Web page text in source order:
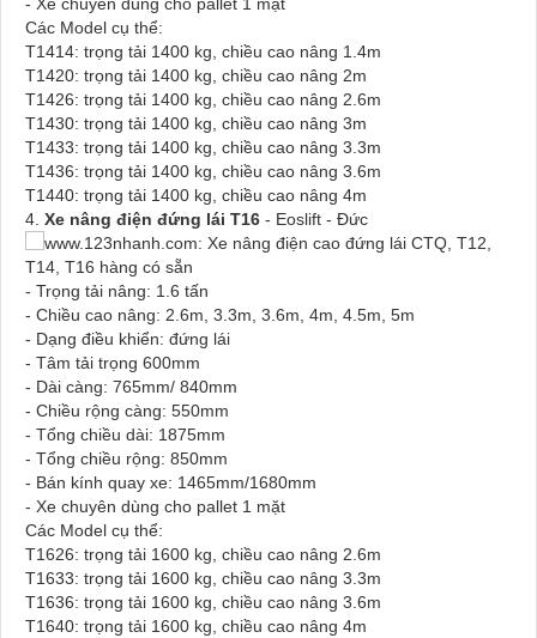
Các Model cụ thể:
T1414: trọng tải 1400 kg, chiều cao nâng 1.4m
T1420: trọng tải 1400 kg, chiều cao nâng 2m
T1426: trọng tải 1400 kg, chiều cao nâng 2.6m
T1430: trọng tải 1400 kg, chiều cao nâng 3m
T1433: trọng tải 1400 kg, chiều cao nâng 3.3m
T1436: trọng tải 1400 kg, chiều cao nâng 3.6m
T1440: trọng tải 1400 kg, chiều cao nâng 4m
4. Xe nâng điện đứng lái T16 - Eoslift - Đức
- Trọng tải nâng: 1.6 tấn
- Chiều cao nâng: 2.6m, 3.3m, 3.6m, 4m, 4.5m, 5m
- Dạng điều khiển: đứng lái
- Tâm tải trọng 600mm
- Dài càng: 765mm/ 840mm
- Chiều rộng càng: 550mm
- Tổng chiều dài: 1875mm
- Tổng chiều rộng: 850mm
- Bán kính quay xe: 1465mm/1680mm
- Xe chuyên dùng cho pallet 1 mặt
Các Model cụ thể:
T1626: trọng tải 1600 kg, chiều cao nâng 2.6m
T1633: trọng tải 1600 kg, chiều cao nâng 3.3m
T1636: trọng tải 1600 kg, chiều cao nâng 3.6m
T1640: trọng tải 1600 kg, chiều cao nâng 4m